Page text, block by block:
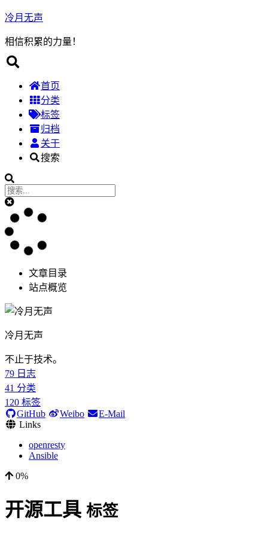
冷月无声
相信积累的力量！
首页
分类
标签
归档
关于
搜索
文章目录
站点概览
冷月无声
不止于技术。
79 日志
41 分类
120 标签
GitHub
Weibo
E-Mail
Links
openresty
Ansible
0%
开源工具 标签